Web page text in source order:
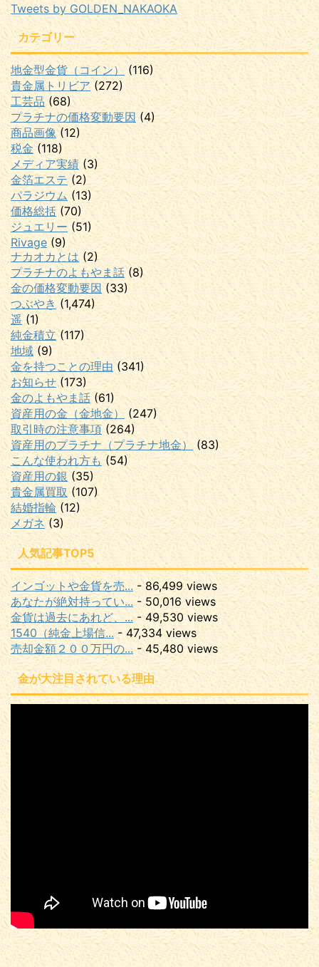
Tweets by GOLDEN_NAKAOKA
カテゴリー
地金型金貨（コイン）
(116)
貴金属トリビア (272)
工芸品 (68)
プラチナの価格変動要因(4)
商品画像(12)
税金 (118)
メディア実績 (3)
金箔エステ (2)
パラジウム (13)
価格総括 (70)
ジュエリー (51)
Rivage (9)
ナカオカとは(2)
プラチナのよもやま話 (8)
金の価格変動要因 (33)
つぶやき (1,474)
遥 (1)
純金積立(117)
地域 (9)
金を持つことの理由(341)
お知らせ(173)
金のよもやま話 (61)
資産用の金（金地金）
(247)
取引時の注意事項 (264)
資産用のプラチナ（プラチナ地金）
(83)
こんな使われ方も (54)
資産用の銀 (35)
貴金属買取(107)
結婚指輪 (12)
メガネ (3)
人気記事TOP5
インゴットや金貨を売... - 86,499 views
あなたが絶対持ってい... - 50,016 views
金貨は過去にあれど、... - 49,530 views
1540（純金上場信... - 47,334 views
売却金額２００万円の... - 45,480 views
金が大注目されている理由